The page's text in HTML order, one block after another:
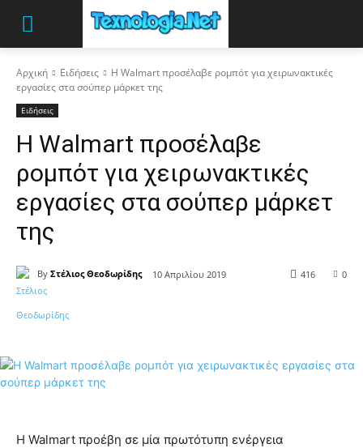
Αρχική Ειδήσεις
Η Walmart προσέλαβε ρομπότ για χειρωνακτικές
εργασίες στα σούπερ μάρκετ της
Ειδήσεις
Η Walmart προσέλαβε
ρομπότ για χειρωνακτικές
εργασίες στα σούπερ μάρκετ
της
By Στέλιος Θεοδωρίδης 10 Απριλίου 2019 0
416
Η Walmart προέβη σε μία πρωτότυπη ενέργεια